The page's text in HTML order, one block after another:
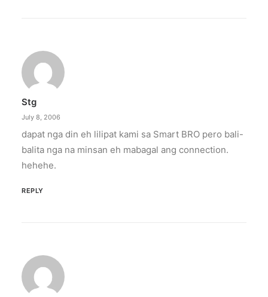
Stg
July 8, 2006
dapat nga din eh lilipat kami sa Smart BRO pero bali-
balita nga na minsan eh mabagal ang connection.
hehehe.
REPLY